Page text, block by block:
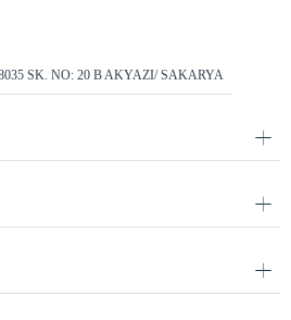
SK. NO: 20 B AKYAZI/ SAKARYA